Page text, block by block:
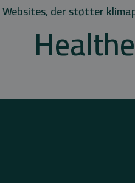
Websites, der støtter